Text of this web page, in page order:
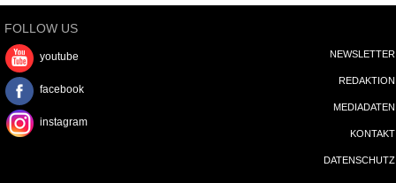
FOLLOW US
youtube
facebook
instagram
NEWSLETTER
REDAKTION
MEDIADATEN
KONTAKT
DATENSCHUTZ